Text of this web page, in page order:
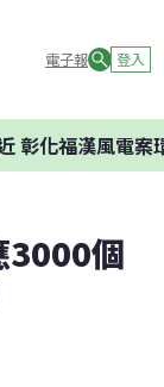
電子報 登入
福漢風電案環委
3000個